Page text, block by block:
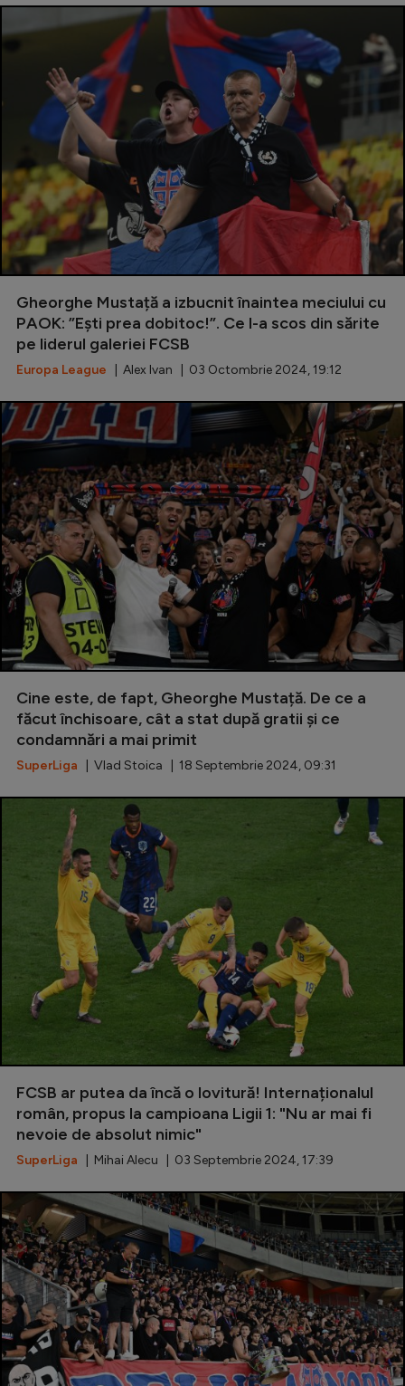
Gheorghe Mustață a izbucnit înaintea meciului cu
PAOK: ”Ești prea dobitoc!”. Ce l-a scos din sărite
pe liderul galeriei FCSB
Europa League | Alex Ivan | 03 Octombrie 2024, 19:12
Cine este, de fapt, Gheorghe Mustață. De ce a
făcut închisoare, cât a stat după gratii și ce
condamnări a mai primit
SuperLiga | Vlad Stoica | 18 Septembrie 2024, 09:31
FCSB ar putea da încă o lovitură! Internaționalul
român, propus la campioana Ligii 1: "Nu ar mai fi
nevoie de absolut nimic"
SuperLiga | Mihai Alecu | 03 Septembrie 2024, 17:39